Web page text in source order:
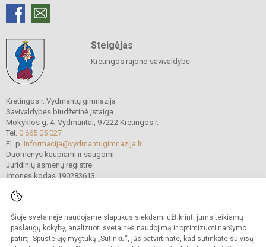
Šioje svetainėje naudojame slapukus siekdami užtikrinti jums teikiamų
paslaugų kokybę, analizuoti svetainės naudojimą ir optimizuoti naršymo
patirtį. Spustelėję mygtuką „Sutinku“, jūs patvirtinate, kad sutinkate su visų
Steigėjas
Kretingos rajono savivaldybė
Kretingos r. Vydmantų gimnazija
Savivaldybės biudžetinė įstaiga
Mokyklos g. 4, Vydmantai, 97222 Kretingos r.
Tel. 0 665 05 027
El. p. informacija@vydmantugimnazija.lt
Duomenys kaupiami ir saugomi
Juridinių asmenų registre
Įmonės kodas 190283613
© 2021. Kretingos r. Vydmantų gimnazija. Visos teisės saugomos.
Kopijuoti turinį be raštiško gimnazijos sutikimo griežtai draudžiama.
Versija neįgaliesiems Slapukų valdymas